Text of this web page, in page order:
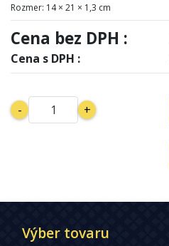
Rozmer: 14 × 21 × 1,3 cm
Cena bez DPH :
Cena s DPH :
- +
Výber tovaru